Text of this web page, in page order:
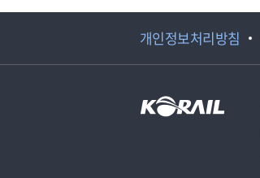
개인정보처리방침